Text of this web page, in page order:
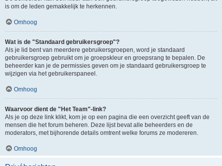
is om de leden gemakkelijk te herkennen.
Omhoog
Wat is de "Standaard gebruikersgroep"?
Als je lid bent van meerdere gebruikersgroepen, word je standaard
gebruikersgroep gebruikt om je groepskleur en groepsrang te bepalen. De
beheerder kan je de permissies geven om je standaard gebruikersgroep te
wijzigen via het gebruikerspaneel.
Omhoog
Waarvoor dient de "Het Team"-link?
Als je op deze link klikt, kom je op een pagina die een overzicht geeft van de
mensen die het forum beheren. Deze lijst bevat alle beheerders en de
moderators, met bijhorende details omtrent welke forums ze modereren.
Omhoog